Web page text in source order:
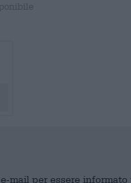
mail per essere